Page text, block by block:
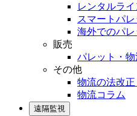
レンタルラ
スマートパ
海外でのパ
販売
パレット・
その他
物流の法改
物流コラム
遠隔監視